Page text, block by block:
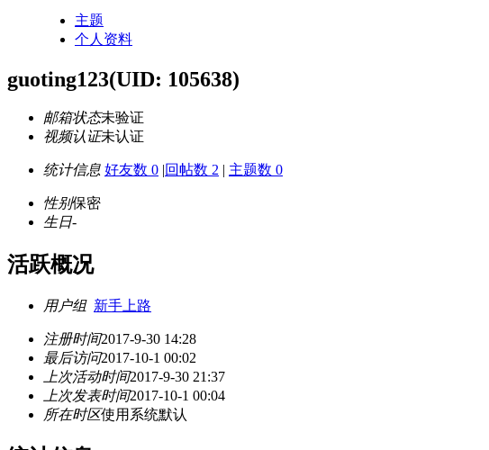
主题
个人资料
guoting123(UID: 105638)
邮箱状态未验证
视频认证未认证
统计信息 好友数 0 |回帖数 2 | 主题数 0
性别保密
生日-
活跃概况
用户组 新手上路
注册时间2017-9-30 14:28
最后访问2017-10-1 00:02
上次活动时间2017-9-30 21:37
上次发表时间2017-10-1 00:04
所在时区使用系统默认